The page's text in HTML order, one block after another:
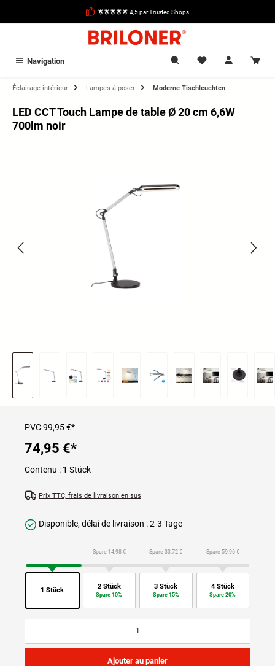
🌟🌟🌟🌟🌟 4,5 par Trusted Shops
Navigation
Éclairage intérieur Lampes à poser Moderne Tischleuchten
LED CCT Touch Lampe de table Ø 20 cm 6,6W
700lm noir
PVC99,95 €*
74,95 €*
Contenu : 1 Stück
Prix TTC, frais de livraison en sus
Disponible, délai de livraison : 2-3 Tage
1 Stück
Spare 14,98 €
2 Stück
Spare 10%
Spare 33,72 €
3 Stück
Spare 15%
Spare 59,96 €
4 Stück
Spare 20%
Ajouter au panier